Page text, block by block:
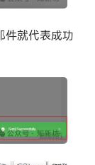
件就代表成功